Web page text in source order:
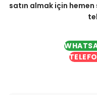
satın almak için